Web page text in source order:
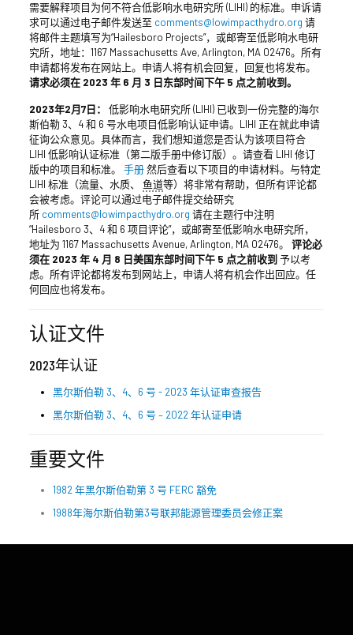
需要解释项目为何不符合低影响水电研究所 (LIHI) 的标准。申诉请
求可以通过电子邮件发送至 comments@lowimpacthydro.org 请
将邮件主题填写为“Hailesboro Projects”，或邮寄至低影响水电研
究所，地址：1167 Massachusetts Ave, Arlington, MA 02476。所有
申请都将发布在网站上。申请人将有机会回复，回复也将发布。
请求必须在 2023 年 6 月 3 日东部时间下午 5 点之前收到。
2023年2月7日：
低影响水电研究所 (LIHI) 已收到一份完整的海尔
斯伯勒 3、4 和 6 号水电项目低影响认证申请。LIHI 正在就此申请
征询公众意见。具体而言，我们想知道您是否认为该项目符合
LIHI 低影响认证标准（第二版手册中修订版）。请查看 LIHI 修订
版中的项目和标准。 手册然后查看以下项目的申请材料。与特定
LIHI 标准（流量、水质、 鱼道等）将非常有帮助，但所有评论都
会被考虑。评论可以通过电子邮件提交给研究
所 comments@lowimpacthydro.org 请在主题行中注明
“Hailesboro 3、4 和 6 项目评论”，或邮寄至低影响水电研究所，
地址为 1167 Massachusetts Avenue, Arlington, MA 02476。 评论必
须在 2023 年 4 月 8 日美国东部时间下午 5 点之前收到 予以考
虑。所有评论都将发布到网站上，申请人将有机会作出回应。任
何回应也将发布。
认证文件
2023年认证
黑尔斯伯勒 3、4、6 号 - 2023 年认证审查报告
黑尔斯伯勒 3、4、6 号 – 2022 年认证申请
重要文件
1982 年黑尔斯伯勒第 3 号 FERC 豁免
1988年海尔斯伯勒第3号联邦能源管理委员会修正案